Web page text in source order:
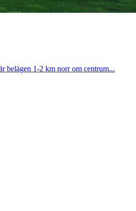
belägen 1-2 km norr om centrum...